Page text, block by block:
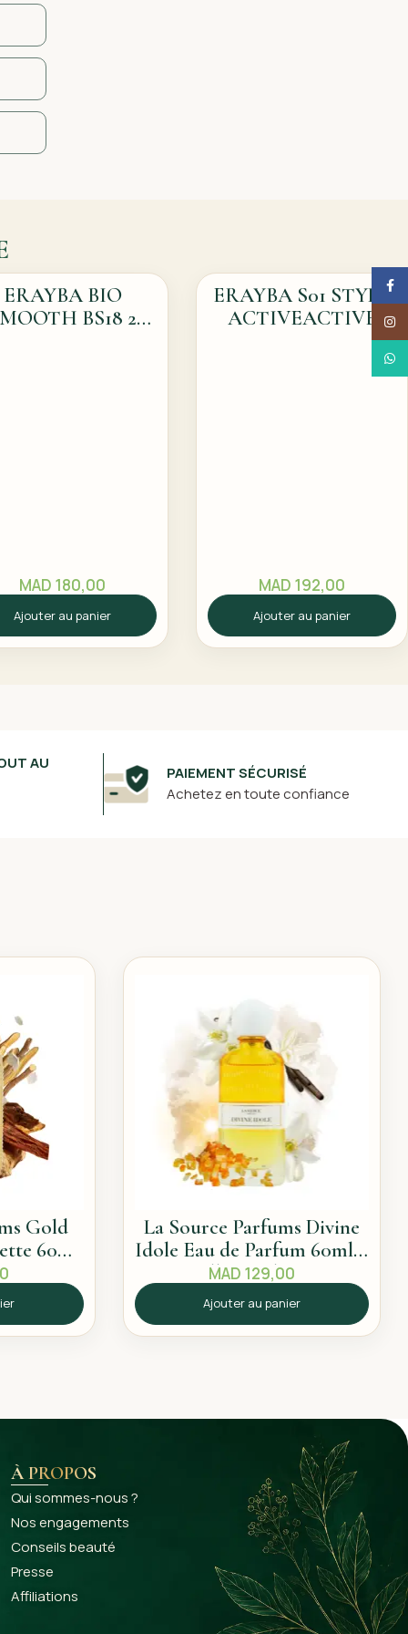
ERAYBA BIO
BS18 2
MAD 180,00
Ajouter au panier
ERAYBA S01 STYLE
ACTIVEACTIVE
STRAIGHT BALM
MAD 192,00
Ajouter au panier
AU
PAIEMENT SÉCURISÉ
Achetez en toute confiance
Gold
60ml
La Source Parfums Divine
Idole Eau de Parfum 60ml –
Sillage solaire
MAD 129,00
Ajouter au panier
À PROPOS
Qui sommes-nous ?
Nos engagements
Conseils beauté
Presse
Affiliations